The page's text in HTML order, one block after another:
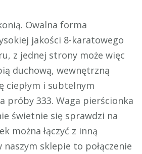
Owalna forma
jakości 8-karatowego
z jednej strony może więc
duchową, wewnętrzną
ciepłym i subtelnym
próby 333. Waga pierścionka
świetnie się sprawdzi na
można łączyć z inną
sklepie to połączenie